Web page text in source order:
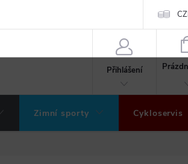
Hodnocení obchodu
Přihlášení
Zimní sporty Cykloservis